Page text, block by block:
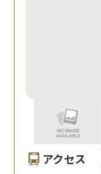
アクセス